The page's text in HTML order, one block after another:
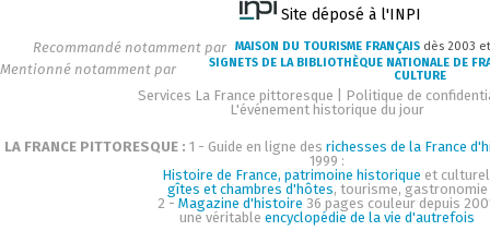
Site déposé à l'INPI
Recommandé notamment par MAISON DU TOURISME FRANÇAIS dès 2003
Mentionné notamment par
SIGNETS DE LA BIBLIOTHÈQUE NATIONALE DE
CULTURE
Services La France pittoresque
Politique de
L'événement historique du jour
LA FRANCE PITTORESQUE : 1 - Guide en ligne des richesses de la France
1999 :
Histoire de France, patrimoine historique et
gîtes et chambres d'hôtes, tourisme, gastronomie
2 - Magazine d'histoire 36 pages couleur depuis
une véritableencyclopédie de la vie d'autrefois